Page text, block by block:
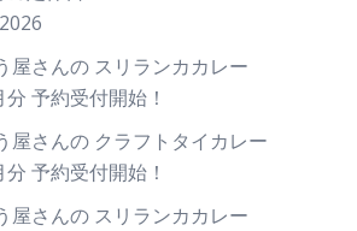
屋さんの スリランカカレー
予約受付開始！
屋さんの クラフトタイカレー
予約受付開始！
屋さんの スリランカカレー